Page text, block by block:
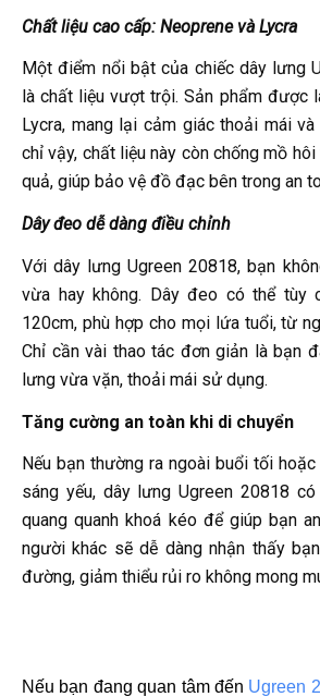
Chất liệu cao cấp: Neoprene và Lycra
Một điểm nổi bật của chiếc dây lưng
là chất liệu vượt trội. Sản phẩm được
Lycra, mang lại cảm giác thoải mái
chỉ vậy, chất liệu này còn chống mồ
quả, giúp bảo vệ đồ đạc bên trong an
Dây đeo dễ dàng điều chỉnh
Với dây lưng Ugreen 20818, bạn
vừa hay không. Dây đeo có thể tùy
120cm, phù hợp cho mọi lứa tuổi, từ
Chỉ cần vài thao tác đơn giản là bạn
lưng vừa vặn, thoải mái sử dụng.
Tăng cường an toàn khi di chuyển
Nếu bạn thường ra ngoài buổi tối
sáng yếu, dây lưng Ugreen 20818
quang quanh khoá kéo để giúp bạn
người khác sẽ dễ dàng nhận thấy
đường, giảm thiểu rủi ro không mong
Nếu bạn đang quan tâm đến Ugreen